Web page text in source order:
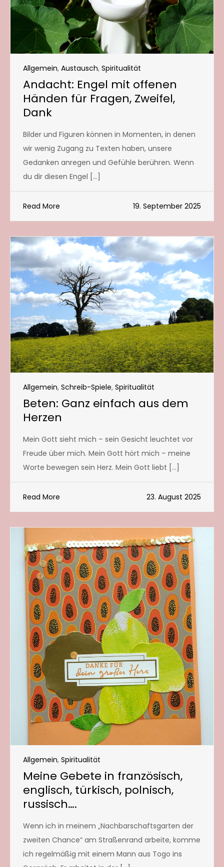
Allgemein, Austausch, Spiritualität
Andacht: Engel mit offenen
Händen für Fragen, Zweifel,
Dank
Bilder und Figuren können in Momenten, in denen
wir wenig Zugang zu Texten haben, unsere
Gedanken anregen und Gefühle berühren. Wenn
du dir diesen Engel […]
Read More 19. September 2025
Allgemein, Schreib-Spiele, Spiritualität
Beten: Ganz einfach aus dem
Herzen
Mein Gott sieht mich – sein Gesicht leuchtet vor
Freude über mich. Mein Gott hört mich – meine
Worte bewegen sein Herz. Mein Gott liebt […]
Read More 23. August 2025
Allgemein, Spiritualität
Meine Gebete in französisch,
englisch, türkisch, polnisch,
russisch….
Wenn ich in meinem „Nachbarschaftsgarten der
zweiten Chance“ am Straßenrand arbeite, komme
ich regelmäßig mit einem Mann aus Togo ins